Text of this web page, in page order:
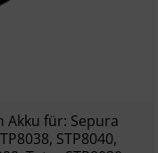
Akku für: Sepura
STP8040,